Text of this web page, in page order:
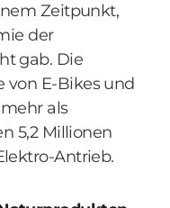
Zeitpunkt,
der
gab. Die
von E-Bikes und
als
5,2 Millionen
Antrieb.